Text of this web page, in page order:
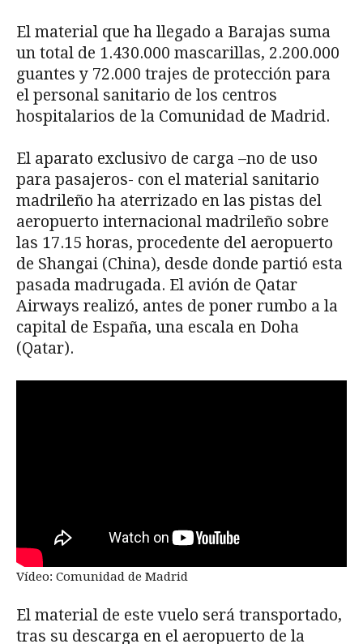
El material que ha llegado a Barajas suma
un total de 1.430.000 mascarillas, 2.200.000
guantes y 72.000 trajes de protección para
el personal sanitario de los centros
hospitalarios de la Comunidad de Madrid.
El aparato exclusivo de carga –no de uso
para pasajeros- con el material sanitario
madrileño ha aterrizado en las pistas del
aeropuerto internacional madrileño sobre
las 17.15 horas, procedente del aeropuerto
de Shangai (China), desde donde partió esta
pasada madrugada. El avión de Qatar
Airways realizó, antes de poner rumbo a la
capital de España, una escala en Doha
(Qatar).
Vídeo: Comunidad de Madrid
El material de este vuelo será transportado,
tras su descarga en el aeropuerto de la